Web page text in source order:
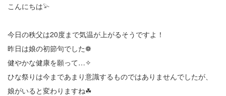
こんにちは𓅫
今日の秩父は20度まで気温が上がるそうですよ！
昨日は娘の初節句でした❁
健やかな健康を願って…✧
ひな祭りは今まであまり意識するものではありませんでしたが、
娘がいると変わりますね☘︎